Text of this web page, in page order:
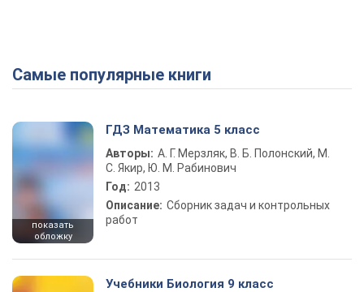
Play Video
Самые популярные книги
показать
обложку
ГДЗ Математика 5 класс
Авторы: А. Г. Мерзляк, В. Б. Полонский, М.
С. Якир, Ю. М. Рабинович
Год: 2013
Описание: Сборник задач и контрольных
работ
Учебники Биология 9 класс